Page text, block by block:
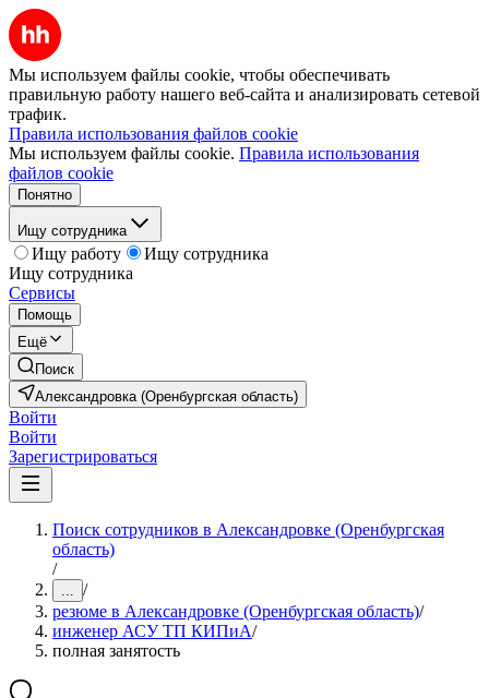
Мы используем файлы cookie, чтобы обеспечивать
правильную работу нашего веб-сайта и анализировать сетевой
трафик.
Правила использования файлов cookie
Мы используем файлы cookie. Правила использования
файлов cookie
Понятно
Ищу сотрудника
Ищу работу
Ищу сотрудника
Ищу сотрудника
Сервисы
Помощь
Ещё
Поиск
Александровка (Оренбургская область)
Войти
Войти
Зарегистрироваться
Поиск сотрудников в Александровке (Оренбургская
область)
/
... /
резюме в Александровке (Оренбургская область)/
инженер АСУ ТП КИПиА/
полная занятость